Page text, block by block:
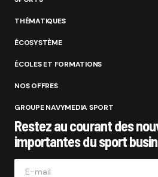
THÉMATIQUES
ÉCOSYSTÈME
ÉCOLES ET FORMATIONS
NOS OFFRES
GROUPE NAVYMEDIA SPORT
Restez au courant des
importantes du sport